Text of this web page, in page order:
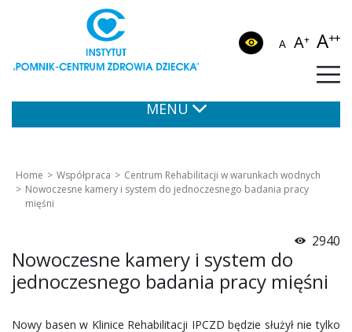
A A+ A++
MENU
Home Współpraca
Centrum Rehabilitacji w warunkach wodnych
Nowoczesne kamery i system do jednoczesnego badania pracy
mięśni
2940
Nowoczesne kamery i system do
jednoczesnego badania pracy mięśni
Nowy basen w Klinice Rehabilitacji IPCZD będzie służył nie tylko